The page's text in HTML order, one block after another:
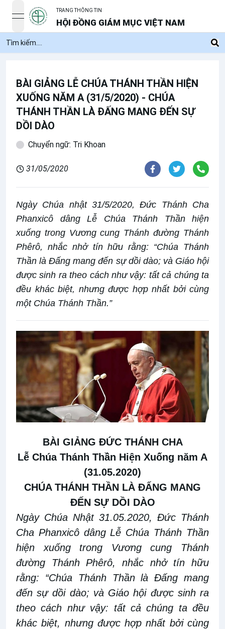
open navigation menu
TRANG THÔNG TIN
HỘI ĐỒNG GIÁM MỤC VIỆT NAM
BÀI GIẢNG LỄ CHÚA THÁNH THẦN HIỆN
XUỐNG NĂM A (31/5/2020) - CHÚA
THÁNH THẦN LÀ ĐẤNG MANG ĐẾN SỰ
DỒI DÀO
Chuyển ngữ: Tri Khoan
31/05/2020
Ngày Chúa nhật 31/5/2020, Đức Thánh Cha
Phanxicô dâng Lễ Chúa Thánh Thần hiện
xuống trong Vương cung Thánh đường Thánh
Phêrô, nhắc nhở tín hữu rằng: “Chúa Thánh
Thần là Đấng mang đến sự dồi dào; và Giáo hội
được sinh ra theo cách như vậy: tất cả chúng ta
đều khác biệt, nhưng được hợp nhất bởi cùng
một Chúa Thánh Thần.”
BÀI GIẢNG ĐỨC THÁNH CHA
Lễ Chúa Thánh Thần Hiện Xuống năm A
(31.05.2020)
CHÚA THÁNH THẦN LÀ ĐẤNG MANG
ĐẾN SỰ DỒI DÀO
Ngày Chúa Nhật 31.05.2020, Đức Thánh
Cha Phanxicô dâng Lễ Chúa Thánh Thần
hiện xuống trong Vương cung Thánh
đường Thánh Phêrô, nhắc nhở tín hữu
rằng: “Chúa Thánh Thần là Đấng mang
đến sự dồi dào; và Giáo hội được sinh ra
theo cách như vậy: tất cả chúng ta đều
khác biệt, nhưng được hợp nhất bởi cùng